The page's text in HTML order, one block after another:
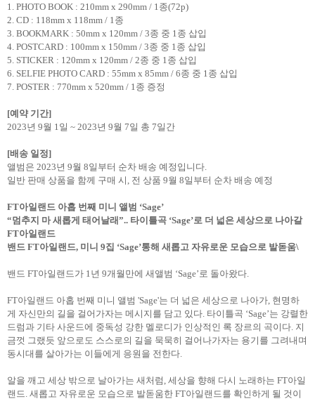
1. PHOTO BOOK : 210mm x 290mm / 1종(72p)
2. CD : 118mm x 118mm / 1종
3. BOOKMARK : 50mm x 120mm / 3종 중 1종 삽입
4. POSTCARD : 100mm x 150mm / 3종 중 1종 삽입
5. STICKER : 120mm x 120mm / 2종 중 1종 삽입
6. SELFIE PHOTO CARD : 55mm x 85mm / 6종 중 1종 삽입
7. POSTER : 770mm x 520mm / 1종 증정
[예약 기간]
2023년 9월 1일 ~ 2023년 9월 7일 총 7일간
[배송 일정]
앨범은 2023년 9월 8일부터 순차 배송 예정입니다.
일반 판매 상품을 함께 구매 시, 전 상품 9월 8일부터 순차 배송 예정
FT아일랜드 아홉 번째 미니 앨범 ‘Sage’
“멈추지 마 새롭게 태어날래”.. 타이틀곡 ‘Sage’로 더 넓은 세상으로 나아갈
FT아일랜드
밴드 FT아일랜드, 미니 9집 ‘Sage’통해 새롭고 자유로운 모습으로 발돋움\
밴드 FT아일랜드가 1년 9개월만에 새앨범 ‘Sage’로 돌아왔다.
FT아일랜드 아홉 번째 미니 앨범 'Sage'는 더 넓은 세상으로 나아가, 현명하
게 자신만의 길을 걸어가자는 메시지를 담고 있다. 타이틀곡 ‘Sage’는 강렬한
드럼과 기타 사운드에 중독성 강한 멜로디가 인상적인 록 장르의 곡이다. 지
금껏 그랬듯 앞으로도 스스로의 길을 묵묵히 걸어나가자는 용기를 그려내며
동시대를 살아가는 이들에게 응원을 전한다.
알을 깨고 세상 밖으로 날아가는 새처럼, 세상을 향해 다시 노래하는 FT아일
랜드. 새롭고 자유로운 모습으로 발돋움한 FT아일랜드를 확인하게 될 것이